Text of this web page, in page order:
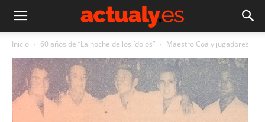
Inicio 60 años de “La noche de los ídolos” Maestro Coa y jugadores